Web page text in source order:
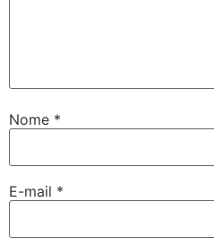
Nome *
E-mail *